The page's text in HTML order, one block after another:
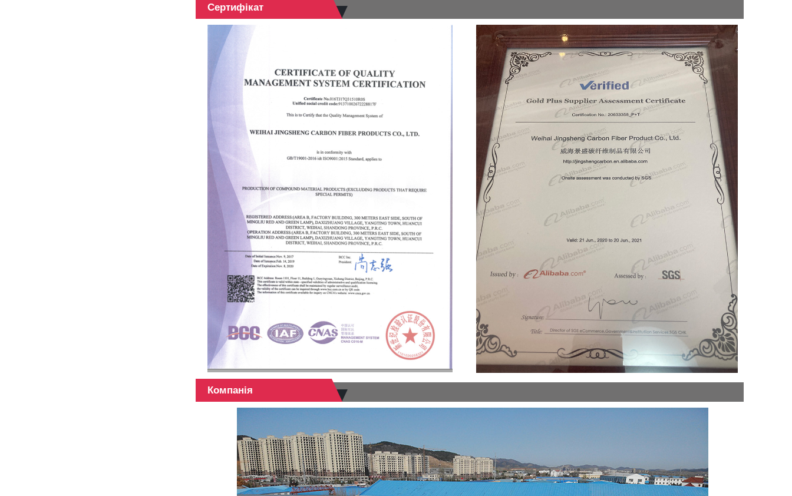
Багатофункціональна
телескопічна палиця
зі 100% вуглецевого
Сертифікат
Компанія